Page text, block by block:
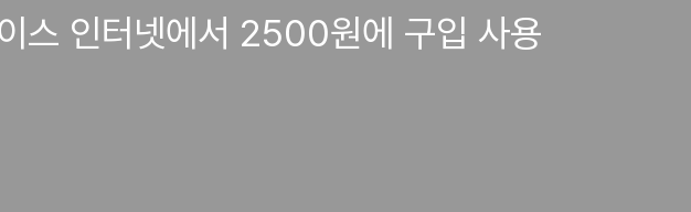
스 인터넷에서 2500원에 구입 사용